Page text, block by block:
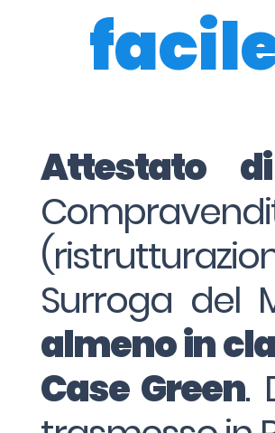
Attestato
Surroga del
almeno in
Case Green.